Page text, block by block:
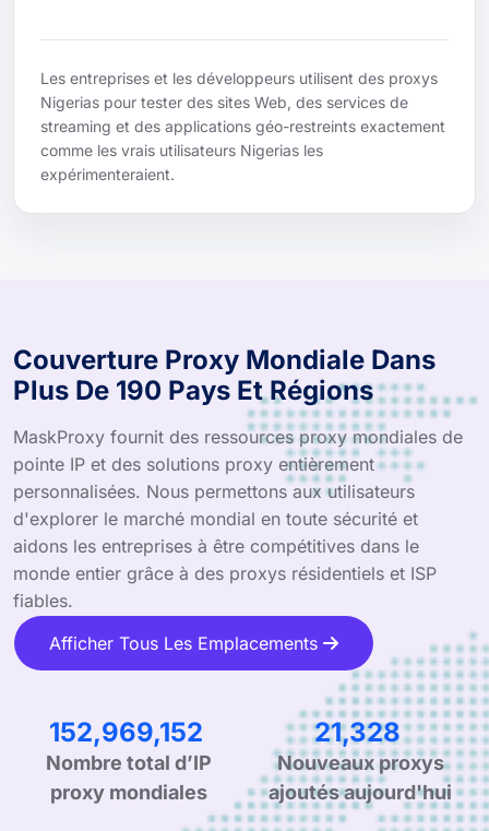
Les entreprises et les développeurs utilisent des proxys
Nigerias pour tester des sites Web, des services de
streaming et des applications géo-restreints exactement
comme les vrais utilisateurs Nigerias les
expérimenteraient.
Couverture Proxy Mondiale Dans
Plus De 190 Pays Et Régions
MaskProxy fournit des ressources proxy mondiales de
pointe IP et des solutions proxy entièrement
personnalisées. Nous permettons aux utilisateurs
d'explorer le marché mondial en toute sécurité et
aidons les entreprises à être compétitives dans le
monde entier grâce à des proxys résidentiels et ISP
fiables.
Afficher Tous Les Emplacements
237,740,690
Nombre total d’IP
proxy mondiales
33,148
Nouveaux proxys
ajoutés aujourd'hui